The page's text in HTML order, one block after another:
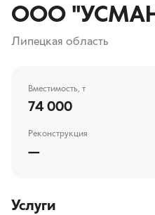
ООО
Липецкая область
Вместимость, т
74 000
Реконструкция
—
Услуги